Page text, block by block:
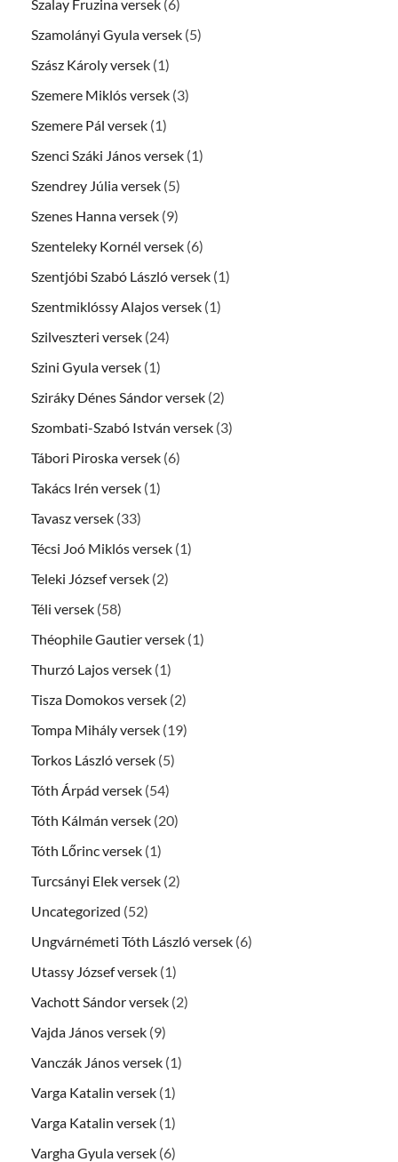
Szalay Fruzina versek (6)
Szamolányi Gyula versek (5)
Szász Károly versek (1)
Szemere Miklós versek (3)
Szemere Pál versek (1)
Szenci Száki János versek (1)
Szendrey Júlia versek (5)
Szenes Hanna versek (9)
Szenteleky Kornél versek (6)
Szentjóbi Szabó László versek (1)
Szentmiklóssy Alajos versek (1)
Szilveszteri versek (24)
Szini Gyula versek (1)
Sziráky Dénes Sándor versek (2)
Szombati-Szabó István versek (3)
Tábori Piroska versek (6)
Takács Irén versek (1)
Tavasz versek (33)
Técsi Joó Miklós versek (1)
Teleki József versek (2)
Téli versek (58)
Théophile Gautier versek (1)
Thurzó Lajos versek (1)
Tisza Domokos versek (2)
Tompa Mihály versek (19)
Torkos László versek (5)
Tóth Árpád versek (54)
Tóth Kálmán versek (20)
Tóth Lőrinc versek (1)
Turcsányi Elek versek (2)
Uncategorized (52)
Ungvárnémeti Tóth László versek (6)
Utassy József versek (1)
Vachott Sándor versek (2)
Vajda János versek (9)
Vanczák János versek (1)
Varga Katalin versek (1)
Varga Katalin versek (1)
Vargha Gyula versek (6)